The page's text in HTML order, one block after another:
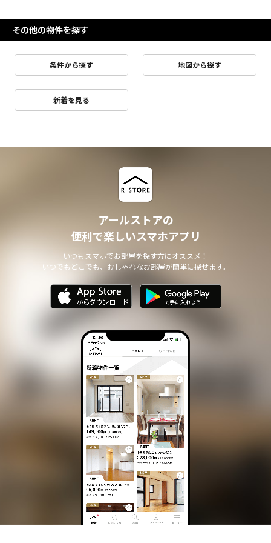
その他の物件を探す
条件から探す 地図から探す
新着を見る
アールストアの
便利で楽しいスマホアプリ
いつもスマホでお部屋を探す方にオススメ！
いつでもどこでも、おしゃれなお部屋が簡単に探せます。